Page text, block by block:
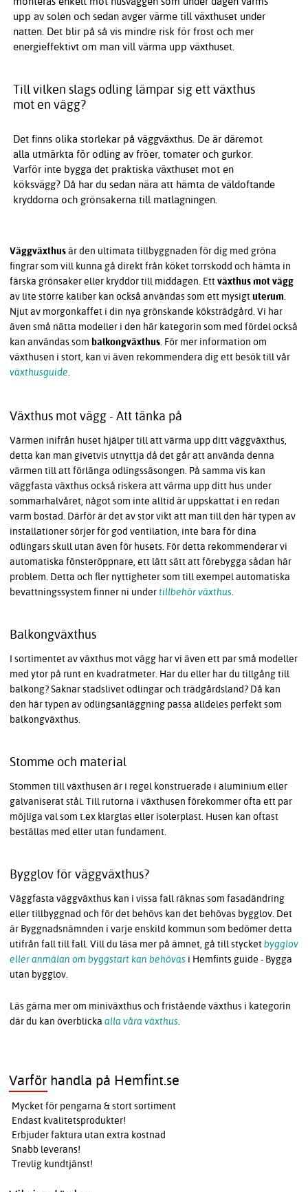
upp av solen och sedan avger värme till växthuset under
natten. Det blir på så vis mindre risk för frost och mer
energieffektivt om man vill värma upp växthuset.
Till vilken slags odling lämpar sig ett växthus
mot en vägg?
Det finns olika storlekar på väggväxthus. De är däremot
alla utmärkta för odling av fröer, tomater och gurkor.
Varför inte bygga det praktiska växthuset mot en
köksvägg? Då har du sedan nära att hämta de väldoftande
kryddorna och grönsakerna till matlagningen.
Väggväxthusär den ultimata tillbyggnaden för dig med gröna
fingrar som vill kunna gå direkt från köket torrskodd och hämta in
färska grönsaker eller kryddor till middagen. Ettväxthus mot vägg
av lite större kaliber kan också användas som ett mysigtuterum.
Njut av morgonkaffet i din nya grönskande köksträdgård. Vi har
även små nätta modeller i den här kategorin som med fördel också
kan användas som balkongväxthus. För mer information om
växthusen i stort, kan vi även rekommendera dig ett besök till vår
växthusguide.
Växthus mot vägg - Att tänka på
Värmen inifrån huset hjälper till att värma upp ditt väggväxthus,
detta kan man givetvis utnyttja då det går att använda denna
värmen till att förlänga odlingssäsongen. På samma vis kan
väggfasta växthus också riskera att värma upp ditt hus under
sommarhalvåret, något som inte alltid är uppskattat i en redan
varm bostad. Därför är det av stor vikt att man till den här typen av
installationer sörjer för god ventilation, inte bara för dina
odlingars skull utan även för husets. För detta rekommenderar vi
automatiska fönsteröppnare, ett lätt sätt att förebygga sådan här
problem. Detta och fler nyttigheter som till exempel automatiska
bevattningssystem finner ni undertillbehör växthus.
Balkongväxthus
I sortimentet av växthus mot vägg har vi även ett par små modeller
med ytor på runt en kvadratmeter. Har du eller har du tillgång till
balkong? Saknar stadslivet odlingar och trädgårdsland? Då kan
den här typen av odlingsanläggning passa alldeles perfekt som
balkongväxthus.
Stomme och material
Stommen till växthusen är i regel konstruerade i aluminium eller
galvaniserat stål. Till rutorna i växthusen förekommer ofta ett par
möjliga val som t.ex klarglas eller isolerplast. Husen kan oftast
beställas med eller utan fundament.
Bygglov för väggväxthus?
Väggfasta väggväxthus kan i vissa fall räknas som fasadändring
eller tillbyggnad och för det behövs kan det behövas bygglov. Det
är Byggnadsnämnden i varje enskild kommun som bedömer detta
utifrån fall till fall. Vill du läsa mer på ämnet, gå till stycket bygglov
eller anmälan om byggstart kan behövas i Hemfints guide - Bygga
utan bygglov.
Läs gärna mer om miniväxthus och fristående växthus i kategorin
där du kan överblicka alla våra växthus
Varför handla på Hemfint.se
Mycket för pengarna & stort sortiment
Endast kvalitetsprodukter!
Erbjuder faktura utan extra kostnad
Snabb leverans!
Trevlig kundtjänst!